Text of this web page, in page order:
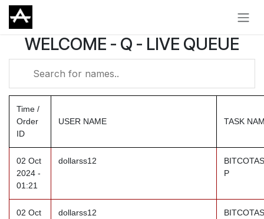
Skip to Content
WELCOME - Q - LIVE QUEUE
Time /
Order
ID
USER NAME TASK
02 Oct
2024 -
01:21
dollarss12
P
02 Oct
dollarss12